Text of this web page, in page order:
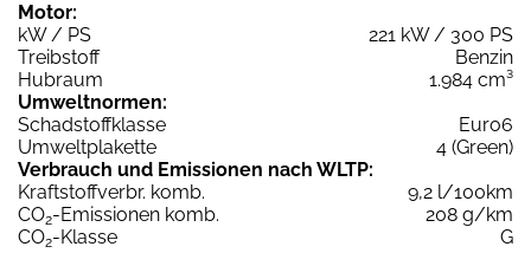
Motor:
kW / PS
221 kW / 300 PS
Treibstoff
Benzin
Hubraum
1.984 cm³
Umweltnormen:
Schadstoffklasse
Euro6
Umweltplakette
4 (Green)
Verbrauch und Emissionen nach WLTP:
Kraftstoffverbr. komb.
9,2 l/100km
CO2-Emissionen komb.
208 g/km
CO2-Klasse
G